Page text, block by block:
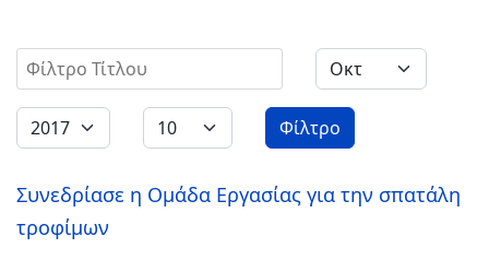
Φίλτρο Τίτλου
Φίλτρο
Συνεδρίασε η Ομάδα Εργασίας για την σπατάλη
τροφίμων